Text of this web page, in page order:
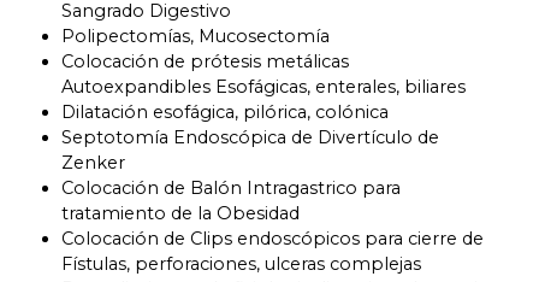
Sangrado Digestivo
Polipectomías, Mucosectomía
Colocación de prótesis metálicas
Autoexpandibles Esofágicas, enterales, biliares
Dilatación esofágica, pilórica, colónica
Septotomía Endoscópica de Divertículo de
Zenker
Colocación de Balón Intragastrico para
tratamiento de la Obesidad
Colocación de Clips endoscópicos para cierre de
Fístulas, perforaciones, ulceras complejas